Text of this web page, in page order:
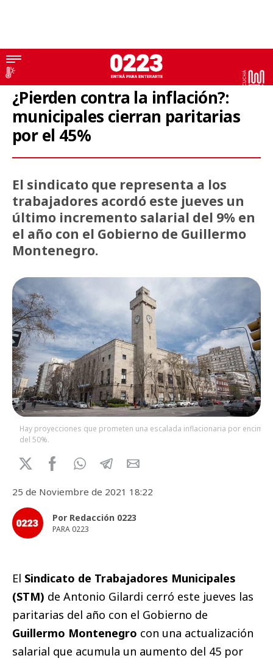
STM
¿Pierden contra la inflación?:
municipales cierran paritarias
por el 45%
El sindicato que representa a los
trabajadores acordó este jueves un
último incremento salarial del 9% en
el año con el Gobierno de Guillermo
Montenegro.
Hay proyecciones que prometen una escalada inflacionaria por encima
del 50%.
25 de Noviembre de 2021 18:22
Por Redacción 0223
PARA 0223
El Sindicato de Trabajadores Municipales
(STM) de Antonio Gilardi cerró este jueves las
paritarias del año con el Gobierno de
Guillermo Montenegro con una actualización
salarial que acumula un aumento del 45 por